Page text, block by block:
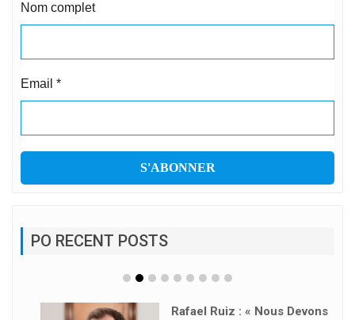
Nom complet
Email *
PO RECENT POSTS
Rafael Ruiz : « Nous Devons